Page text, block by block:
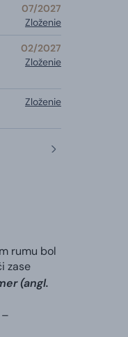
07/2027
Zloženie
02/2027
Zloženie
Zloženie
rumu bol
zase
(angl.